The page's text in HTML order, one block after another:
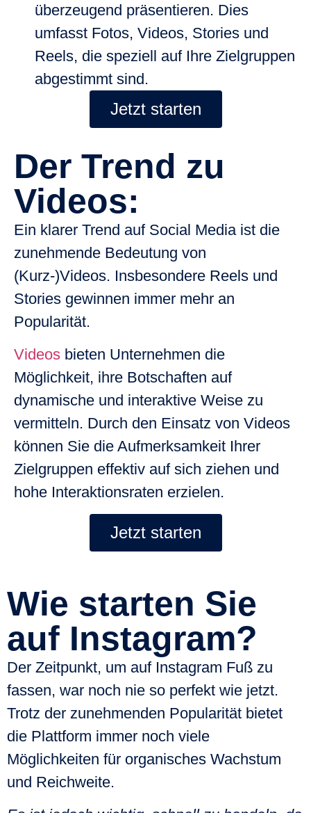
überzeugend präsentieren. Dies
umfasst Fotos, Videos, Stories und
Reels, die speziell auf Ihre Zielgruppen
abgestimmt sind.
Jetzt starten
Der Trend zu
Videos:
Ein klarer Trend auf Social Media ist die
zunehmende Bedeutung von
(Kurz-)Videos. Insbesondere Reels und
Stories gewinnen immer mehr an
Popularität.
Videos bieten Unternehmen die
Möglichkeit, ihre Botschaften auf
dynamische und interaktive Weise zu
vermitteln. Durch den Einsatz von Videos
können Sie die Aufmerksamkeit Ihrer
Zielgruppen effektiv auf sich ziehen und
hohe Interaktionsraten erzielen.
Jetzt starten
Wie starten Sie
auf Instagram?
Der Zeitpunkt, um auf Instagram Fuß zu
fassen, war noch nie so perfekt wie jetzt.
Trotz der zunehmenden Popularität bietet
die Plattform immer noch viele
Möglichkeiten für organisches Wachstum
und Reichweite.